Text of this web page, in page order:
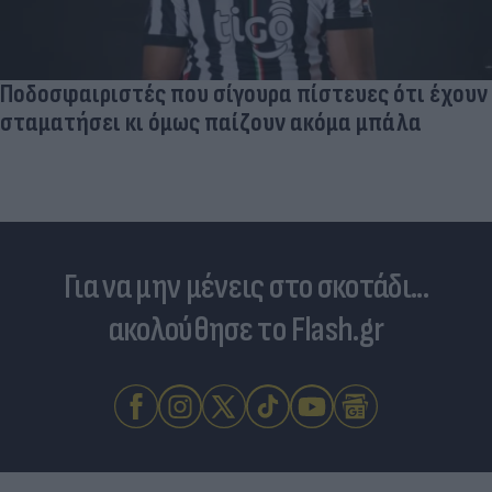
Ποδοσφαιριστές που σίγουρα πίστευες ότι έχουν
σταματήσει κι όμως παίζουν ακόμα μπάλα
Για να μην μένεις στο σκοτάδι...
ακολούθησε το Flash.gr